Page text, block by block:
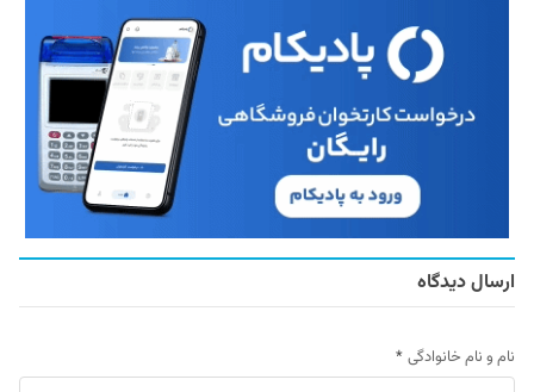
ارسال دیدگاه
نام و نام خانوادگی *